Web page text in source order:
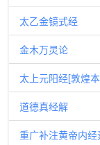
太乙金镜式经
金木万灵论
太上元阳经[敦煌
道德真经解
重广补注黄帝内经